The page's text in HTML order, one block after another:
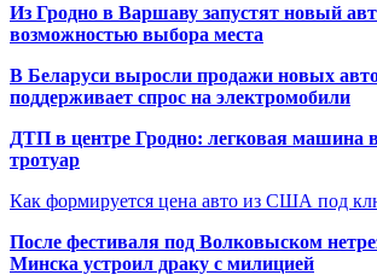
Из Гродно в Варшаву запустят новый
возможностью выбора места
В Беларуси выросли продажи новых
поддерживает спрос на электромобили
ДТП в центре Гродно: легковая машина
тротуар
Как формируется цена авто из США под
После фестиваля под Волковыском
Минска устроил драку с милицией